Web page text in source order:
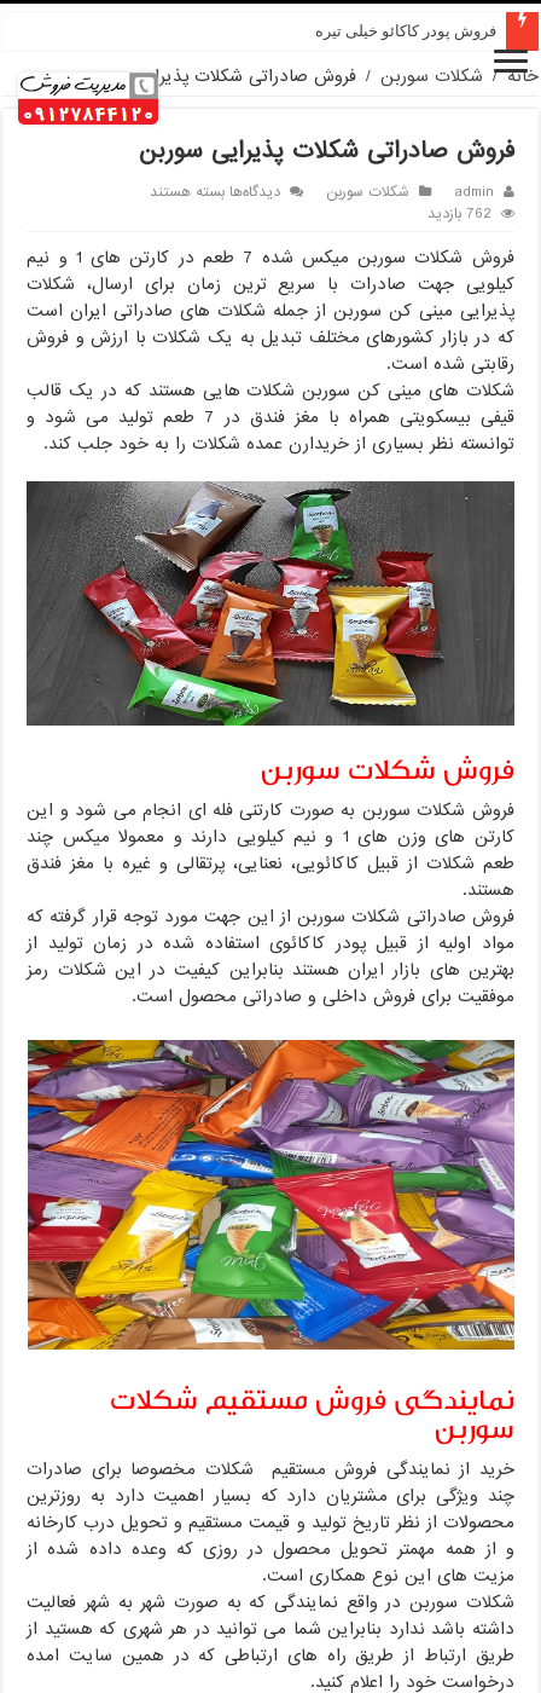
قیمت پودر کاکائو کارگیل
خانه / شکلات سوربن / فروش صادراتی شکلات پذیرایی سوربن
فروش صادراتی شکلات پذیرایی سوربن
admin شکلات سوربن دیدگاه‌هابرای
شکلات
پذیرایی
سوربن
بسته هستند
762 بازدید
فروش شکلات سوربن میکس شده 7 طعم در کارتن های 1 و نیم
کیلویی جهت صادرات با سریع ترین زمان برای ارسال، شکلات
پذیرایی مینی کن سوربن از جمله شکلات های صادراتی ایران است
که در بازار کشورهای مختلف تبدیل به یک شکلات با ارزش و فروش
رقابتی شده است.
شکلات های مینی کن سوربن شکلات هایی هستند که در یک قالب
قیفی بیسکویتی همراه با مغز فندق در 7 طعم تولید می شود و
توانسته نظر بسیاری از خریدارن عمده شکلات را به خود جلب کند.
فروش شکلات سوربن
فروش شکلات سوربن به صورت کارتنی فله ای انجام می شود و این
کارتن های وزن های 1 و نیم کیلویی دارند و معمولا میکس چند
طعم شکلات از قبیل کاکائویی، نعنایی، پرتقالی و غیره با مغز فندق
هستند.
فروش صادراتی شکلات سوربن از این جهت مورد توجه قرار گرفته که
مواد اولیه از قبیل پودر کاکائوی استفاده شده در زمان تولید از
بهترین های بازار ایران هستند بنابراین کیفیت در این شکلات رمز
موفقیت برای فروش داخلی و صادراتی محصول است.
نمایندگی فروش مستقیم شکلات
سوربن
خرید از نمایندگی فروش مستقیم شکلات مخصوصا برای صادرات
چند ویژگی برای مشتریان دارد که بسیار اهمیت دارد به روزترین
محصولات از نظر تاریخ تولید و قیمت مستقیم و تحویل درب کارخانه
و از همه مهمتر تحویل محصول در روزی که وعده داده شده از
مزیت های این نوع همکاری است.
شکلات سوربن در واقع نمایندگی که به صورت شهر به شهر فعالیت
داشته باشد ندارد بنابراین شما می توانید در هر شهری که هستید از
طریق ارتباط از طریق راه های ارتباطی که در همین سایت امده
درخواست خود را اعلام کنید.